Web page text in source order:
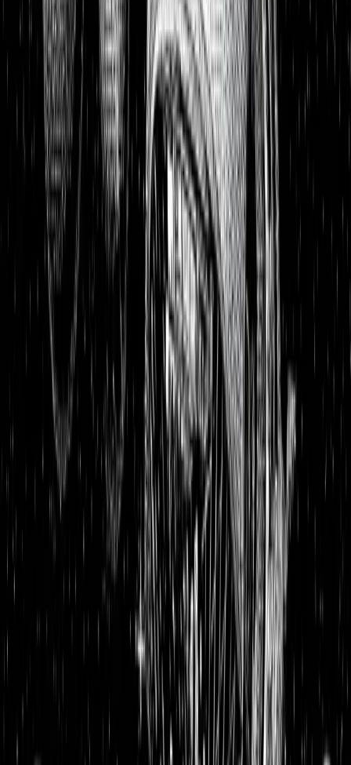
Einloggen
Home
Aktienanalysen